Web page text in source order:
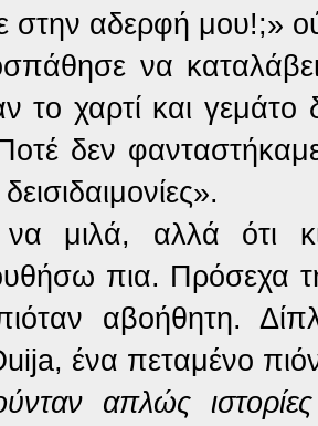
στην αδερφή μου!;»
να
το χαρτί και
Ποτέ δεν
να μιλά, αλλά
πια. Πρόσεχα
αβοήθητη.
, ένα πεταμένο
απλώς